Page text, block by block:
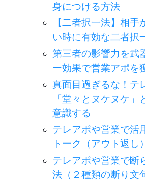
身につける方法
【二者択一法】相
い時に有効な二者択
第三者の影響力を武
ー効果で営業アポを
真面目過ぎるな！テ
「堂々とヌケヌケ」
意識する
テレアポや営業で活
トーク（アウト返し）
テレアポや営業で断
法（２種類の断り文